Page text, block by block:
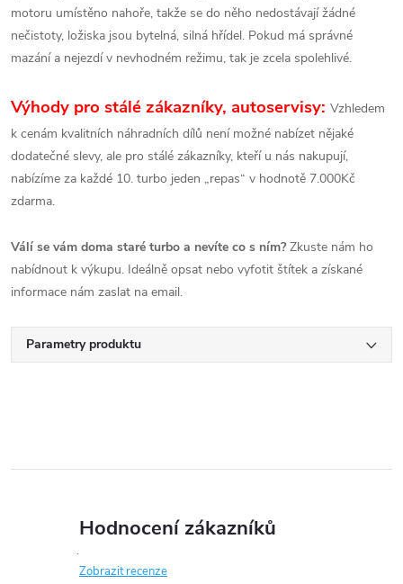
motoru umístěno nahoře, takže se do něho nedostávají žádné
nečistoty, ložiska jsou bytelná, silná hřídel. Pokud má správné
mazání a nejezdí v nevhodném režimu, tak je zcela spolehlivé.
Výhody pro stálé zákazníky, autoservisy: Vzhledem
k cenám kvalitních náhradních dílů není možné nabízet nějaké
dodatečné slevy, ale pro stálé zákazníky, kteří u nás nakupují,
nabízíme za každé 10. turbo jeden „repas“ v hodnotě 7.000Kč
zdarma.
Válí se vám doma staré turbo a nevíte co s ním?Zkuste nám ho
nabídnout k výkupu. Ideálně opsat nebo vyfotit štítek a získané
informace nám zaslat na email.
Parametry produktu
Hodnocení zákazníků
Zobrazit recenze